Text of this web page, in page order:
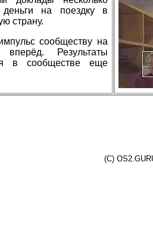
деньги на поездку в
страну.
сообществу на
вперёд. Результаты
в сообществе еще
(C)